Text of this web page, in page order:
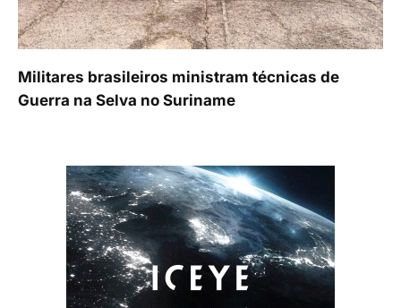
Militares brasileiros ministram técnicas de
Guerra na Selva no Suriname